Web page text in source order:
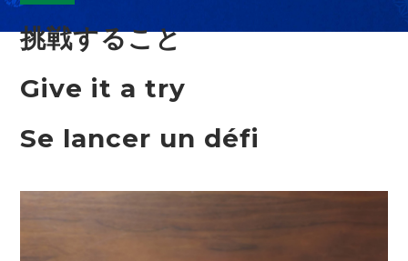
挑戦すること
Give it a try
Se lancer un défi